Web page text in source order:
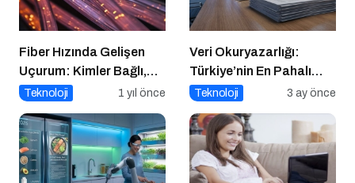
Fiber Hızında Gelişen
Uçurum: Kimler Bağlı,
Kimler Dışarıda
Teknoloji 1 yıl önce
Veri Okuryazarlığı:
Türkiye’nin En Pahalı
Beceri Açığı
Teknoloji 3 ay önce